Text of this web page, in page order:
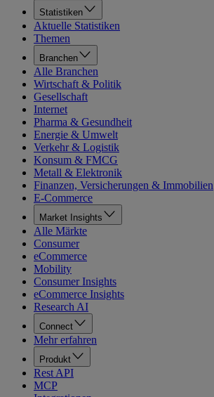
Statistiken
Aktuelle Statistiken
Themen
Branchen
Alle Branchen
Wirtschaft & Politik
Gesellschaft
Internet
Pharma & Gesundheit
Energie & Umwelt
Verkehr & Logistik
Konsum & FMCG
Metall & Elektronik
Finanzen, Versicherungen & Immobilien
E-Commerce
Market Insights
Alle Märkte
Consumer
eCommerce
Mobility
Consumer Insights
eCommerce Insights
Research AI
Connect
Mehr erfahren
Produkt
Rest API
MCP